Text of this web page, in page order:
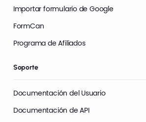
Importar formulario de Google
FormCan
Programa de Afiliados
Soporte
Documentación del Usuario
Documentación de API